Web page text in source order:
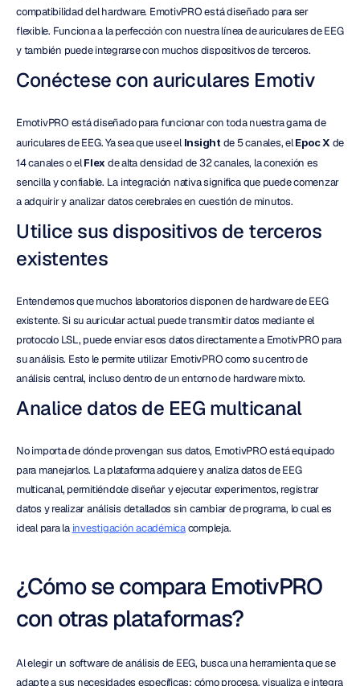
compatibilidad del hardware. EmotivPRO está diseñado para ser
flexible. Funciona a la perfección con nuestra línea de auriculares de EEG
y también puede integrarse con muchos dispositivos de terceros.
Conéctese con auriculares Emotiv
EmotivPRO está diseñado para funcionar con toda nuestra gama de
auriculares de EEG. Ya sea que use el Insight de 5 canales, el Epoc X de
14 canales o el Flex de alta densidad de 32 canales, la conexión es
sencilla y confiable. La integración nativa significa que puede comenzar
a adquirir y analizar datos cerebrales en cuestión de minutos.
Utilice sus dispositivos de terceros
existentes
Entendemos que muchos laboratorios disponen de hardware de EEG
existente. Si su auricular actual puede transmitir datos mediante el
protocolo LSL, puede enviar esos datos directamente a EmotivPRO para
su análisis. Esto le permite utilizar EmotivPRO como su centro de
análisis central, incluso dentro de un entorno de hardware mixto.
Analice datos de EEG multicanal
No importa de dónde provengan sus datos, EmotivPRO está equipado
para manejarlos. La plataforma adquiere y analiza datos de EEG
multicanal, permitiéndole diseñar y ejecutar experimentos, registrar
datos y realizar análisis detallados sin cambiar de programa, lo cual es
ideal para la investigación académica compleja.
¿Cómo se compara EmotivPRO
con otras plataformas?
Al elegir un software de análisis de EEG, busca una herramienta que se
adapte a sus necesidades específicas: cómo procesa, visualiza e integra